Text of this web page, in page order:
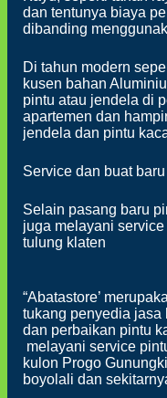
dan tentunya biaya
dibanding
Di tahun modern
kusen bahan
pintu atau jendela di
apartemen dan
jendela dan pintu
Service dan buat
Selain pasang baru
juga melayani
tulung klaten
“Abatastore’
tukang penyedia jasa
dan perbaikan pintu
melayani service
kulon Progo
boyolali dan